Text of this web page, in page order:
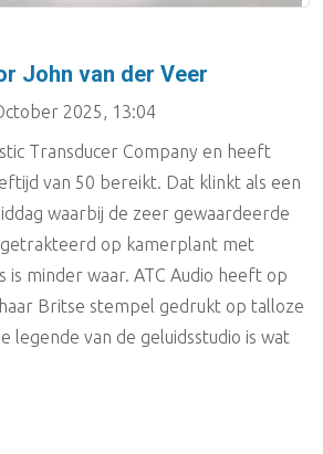
John van der Veer
2025, 13:04
Transducer Company en heeft
van 50 bereikt. Dat klinkt als een
waarbij de zeer gewaardeerde
op kamerplant met
is minder waar. ATC Audio heeft op
Britse stempel gedrukt op talloze
legende van de geluidsstudio is wat